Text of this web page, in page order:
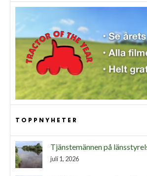
TOPPNYHETER
Tjänstemännen på
juli 1, 2026